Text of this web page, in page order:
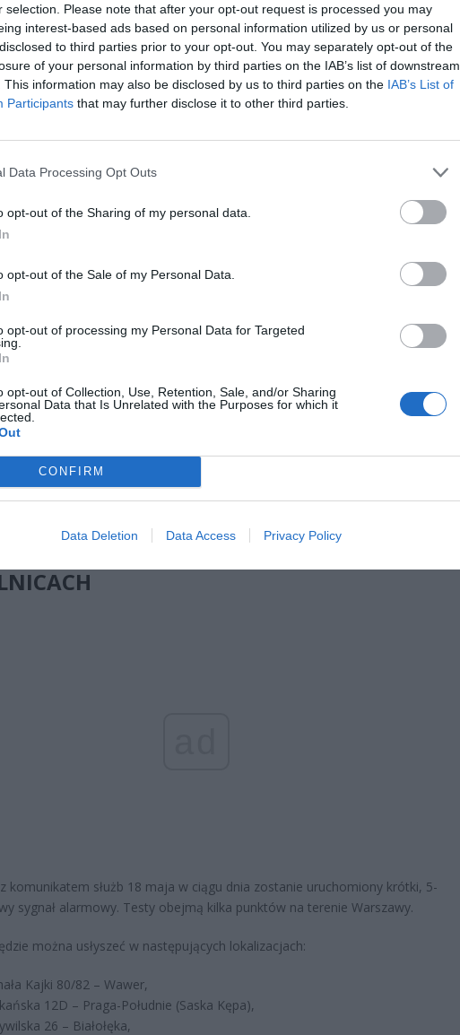
selection. Please note that after your opt-out request is processed you may
interest-based ads based on personal information utilized by us or personal
to third parties prior to your opt-out. You may separately opt-out of the
of your personal information by third parties on the IAB’s list of downstream
This information may also be disclosed by us to third parties on the IAB’s List of
Participants that may further disclose it to other third parties.
Data Processing Opt Outs
opt-out of the Sharing of my personal data.
opt-out of the Sale of my Personal Data.
opt-out of processing my Personal Data for Targeted
opt-out of Collection, Use, Retention, Sale, and/or Sharing
Data that Is Unrelated with the Purposes for which it
CONFIRM
Data Deletion Data Access Privacy Policy
ad
kilku warszawskich dzielnic mogą w poniedziałek usłyszeć syreny
Mazowiecki Urząd Wojewódzki poinformował, że będzie to wyłącznie
test zmodernizowanych punktów alarmowych. Urzędnicy podkreślają, że
do niepokoju i sygnały nie są związane z żadnym realnym
RÓWNIEŻ:
2026 16:06
dla milionów polskich rodzin. ZUS wypłacił już 173 mln zł.
wciąż można składać
2026 12:56
ZOSTANĄ URUCHOMIONE W PIĘCIU
komunikatem służb 18 maja w ciągu dnia zostanie uruchomiony krótki, 5-
sygnał alarmowy. Testy obejmą kilka punktów na terenie Warszawy.
można usłyszeć w następujących lokalizacjach:
Kajki 80/82 – Wawer,
12D – Praga-Południe (Saska Kępa),
26 – Białołęka,